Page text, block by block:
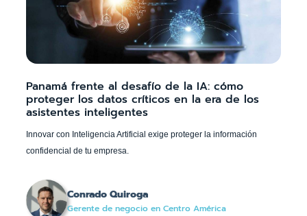
Panamá frente al desafío de la IA: cómo
proteger los datos críticos en la era de los
asistentes inteligentes
Innovar con Inteligencia Artificial exige proteger la información
confidencial de tu empresa.
Conrado Quiroga
Gerente de negocio en Centro América